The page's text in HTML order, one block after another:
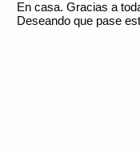
En casa. Gracias a
Deseando que pase